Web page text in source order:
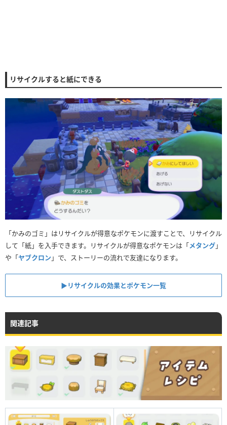
リサイクルすると紙にできる
「かみのゴミ」はリサイクルが得意なポケモンに渡すことで、リサイクル
して「紙」を入手できます。リサイクルが得意なポケモンは「メタング」
や「ヤブクロン 」で、ストーリーの流れで友達になります。
▶︎リサイクルの効果とポケモン一覧
関連記事